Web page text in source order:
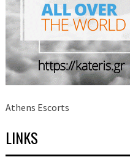
Athens Escorts
LINKS